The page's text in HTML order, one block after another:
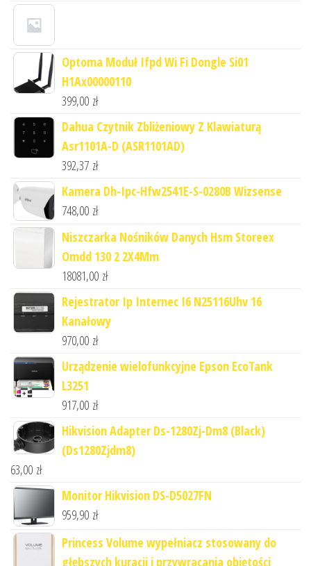
Optoma Moduł Ifpd Wi Fi Dongle Si01
H1Ax00000110
399,00 zł
Dahua Czytnik Zbliżeniowy Z Klawiaturą
Asr1101A-D (ASR1101AD)
392,37 zł
Kamera Dh-Ipc-Hfw2541E-S-0280B Wizsense
748,00 zł
Niszczarka Nośników Danych Hsm Storeex
Omdd 130 2 2X4Mm
18081,00 zł
Rejestrator Ip Internec I6 N25116Uhv 16
Kanałowy
970,00 zł
Urządzenie wielofunkcyjne Epson EcoTank
L3251
917,00 zł
Hikvision Adapter Ds-1280Zj-Dm8 (Black)
(Ds1280Zjdm8)
63,00 zł
Monitor Hikvision DS-D5027FN
959,90 zł
Princess Volume wypełniacz stosowany do
głębszych kuracji i przywracania objętości